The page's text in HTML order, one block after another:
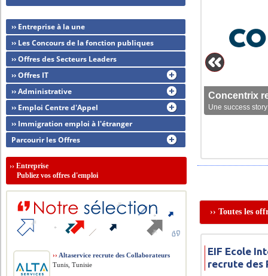
Concentrix
Une success
›› Toutes les
EIF Ecole
recrute des
›› Entreprise à la une
›› Les Concours de la fonction publiques
›› Offres des Secteurs Leaders
›› Offres IT
›› Administrative
›› Emploi Centre d'Appel
›› Immigration emploi à l'étranger
Parcourir les Offres
››Entreprise
Publiez vos offres d'emploi
›› Altaservice recrute des Collaborateurs
Tunis, Tunisie